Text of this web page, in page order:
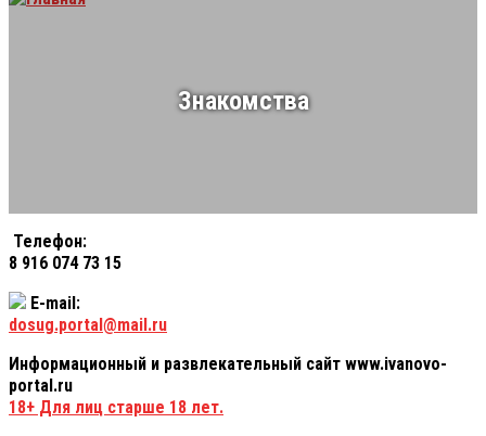
Знакомства
Телефон:
8 916 074 73 15
E-mail:
dosug.portal@mail.ru
Информационный и развлекательный сайт www.ivanovo-
portal.ru
18+ Для лиц старше 18 лет.